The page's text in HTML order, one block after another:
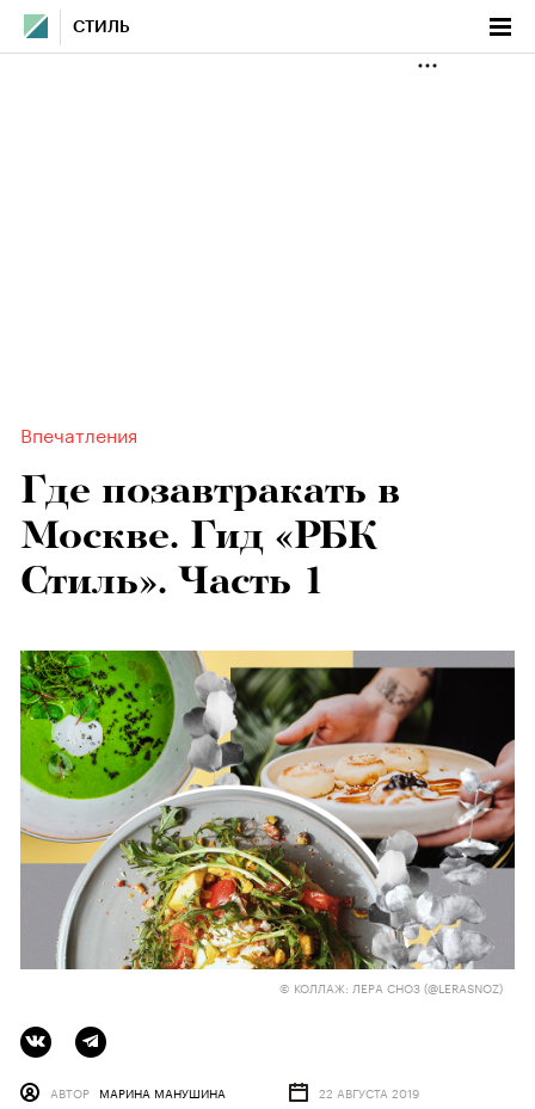
СТИЛЬ
Впечатления
Где позавтракать в
Москве. Гид «РБК
Стиль». Часть 1
© КОЛЛАЖ: ЛЕРА СНОЗ (@LERASNOZ)
АВТОР МАРИНА МАНУШИНА 22 АВГУСТА 2019